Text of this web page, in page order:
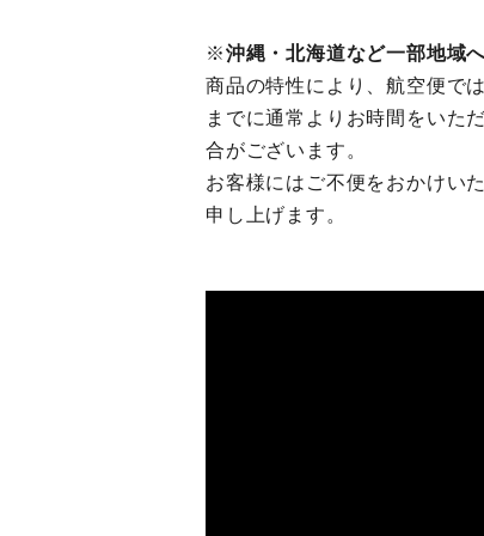
※沖縄・北海道など一部地域
商品の特性により、航空便で
までに通常よりお時間をいた
合がございます。
お客様にはご不便をおかけい
申し上げます。